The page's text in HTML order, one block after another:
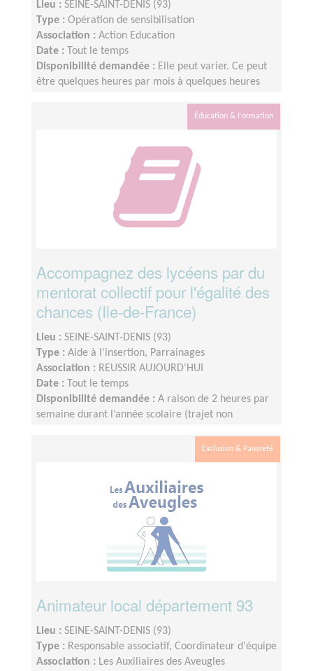
Lieu : SEINE-SAINT-DENIS (93)
Type : Opération de sensibilisation
Association : Action Education
Date :
Tout le temps
Disponibilité demandée : Elle peut varier. Ce peut
être quelques heures par mois à quelques heures
Éducation & Formation
Accompagnez des lycéens par du
mentorat collectif pour l'égalité des
chances (Ile-de-France)
Lieu : SEINE-SAINT-DENIS (93)
Type : Aide à l'insertion, Parrainages
Association : REUSSIR AUJOURD'HUI
Date :
Tout le temps
Disponibilité demandée : A raison de 2 heures par
semaine durant l’année scolaire (trajet non
Nous fonctionnons sur le calendrier scolaire, vos
Exclusion & Pauvreté
Animateur local département 93
Lieu : SEINE-SAINT-DENIS (93)
Type : Responsable associatif, Coordinateur d'équipe
Association : Les Auxiliaires des Aveugles